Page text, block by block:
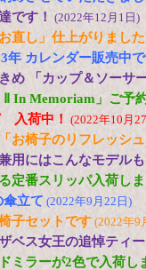
です！ (2022年12月1日)
直し」仕上がりました
年 カレンダー販売中
め 「カップ＆ソーサ
Ⅱ In Memoriam」ご予
入荷中！ (2022年10月
お椅子のリフレッシ
用にはこんなモデルも
定番スリッパ入荷し
立て (2022年9月22日)
子セットです(2022年9
ス女王の追悼ティ
ミラーが2色で入荷し